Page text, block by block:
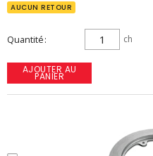
AUCUN RETOUR
Quantité ch
AJOUTER AU
PANIER